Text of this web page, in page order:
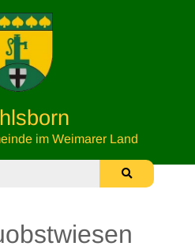
im Weimarer Land